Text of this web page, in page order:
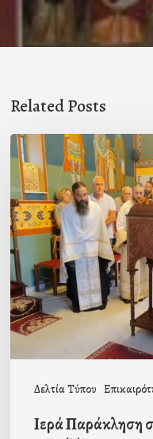
Related Posts
Δελτία Τύπου
Ιερά
Παράκληση
στον
οικισμό
Κατσαρού
προεξάρχοντος
του
Σεβ
Ιερά Παράκληση